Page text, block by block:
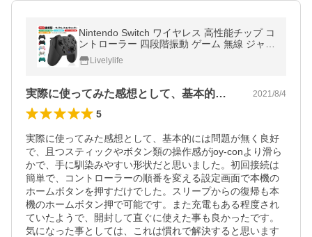
Nintendo Switch ワイヤレス 高性能チップ コ
ントローラー 四段階振動 ゲーム 無線 ジャイ
ロセンサー TURBO バッテリー キャプチャ
ー プレゼント
Livelylife
実際に使ってみた感想として、基本的には… 2021/8/4
5
実際に使ってみた感想として、基本的には問題が無く良好
で、且つスティックやボタン類の操作感がjoy-conより滑ら
かで、手に馴染みやすい形状だと思いました。初回接続は
簡単で、コントローラーの順番を変える設定画面で本機の
ホームボタンを押すだけでした。スリープからの復帰も本
機のホームボタン押で可能です。また充電もある程度され
ていたようで、開封して直ぐに使えた事も良かったです。
気になった事としては、これは慣れで解決すると思います